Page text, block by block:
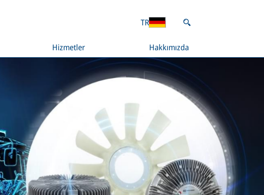
Hizmetler Hakkımızda
TR